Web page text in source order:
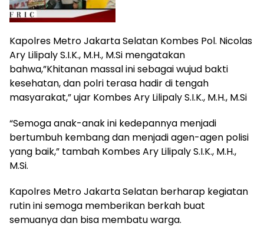
Kapolres Metro Jakarta Selatan Kombes Pol. Nicolas
Ary Lilipaly S.I.K., M.H., M.Si mengatakan
bahwa,”Khitanan massal ini sebagai wujud bakti
kesehatan, dan polri terasa hadir di tengah
masyarakat,” ujar Kombes Ary Lilipaly S.I.K., M.H., M.Si
“Semoga anak-anak ini kedepannya menjadi
bertumbuh kembang dan menjadi agen-agen polisi
yang baik,” tambah Kombes Ary Lilipaly S.I.K., M.H.,
M.Si.
Kapolres Metro Jakarta Selatan berharap kegiatan
rutin ini semoga memberikan berkah buat
semuanya dan bisa membatu warga.